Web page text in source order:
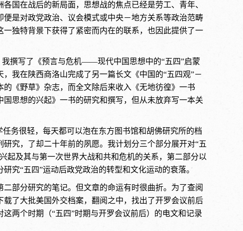
国在战后的新局面，思想战的焦点已经是劳工、青年、
是对政党政治、议会模式或中央－地方关系等政治范畴
独特背景下获得了紧密而内在的联系，也因此提供了一
我撰写了《预言与危机――现代中国思想中的“五四”启蒙
我在陕西商洛山完成了另一篇长文《中国的“五四观”－
《野草》杂志，而全文除后来收入《无地彷徨》一书
思想的兴起》一书的研究和撰写，但从未放弃写一本关
务很轻，每天都可以泡在东方图书馆和胡佛研究所的档
究，了却二十年前的夙愿。我计划分三个部分展开对“五
起及其与第一次世界大战和共和危机的关系，第二部分以
究“五四”运动后政党政治的转型和文化运动的衰落。
部分研究的笔记。但文章的命运有时很曲折。为了查阅
了大批美国外交档案，翻阅之中，找出了开罗会议前后
两个时期（“五四”时期与开罗会议前后）的电文和记录